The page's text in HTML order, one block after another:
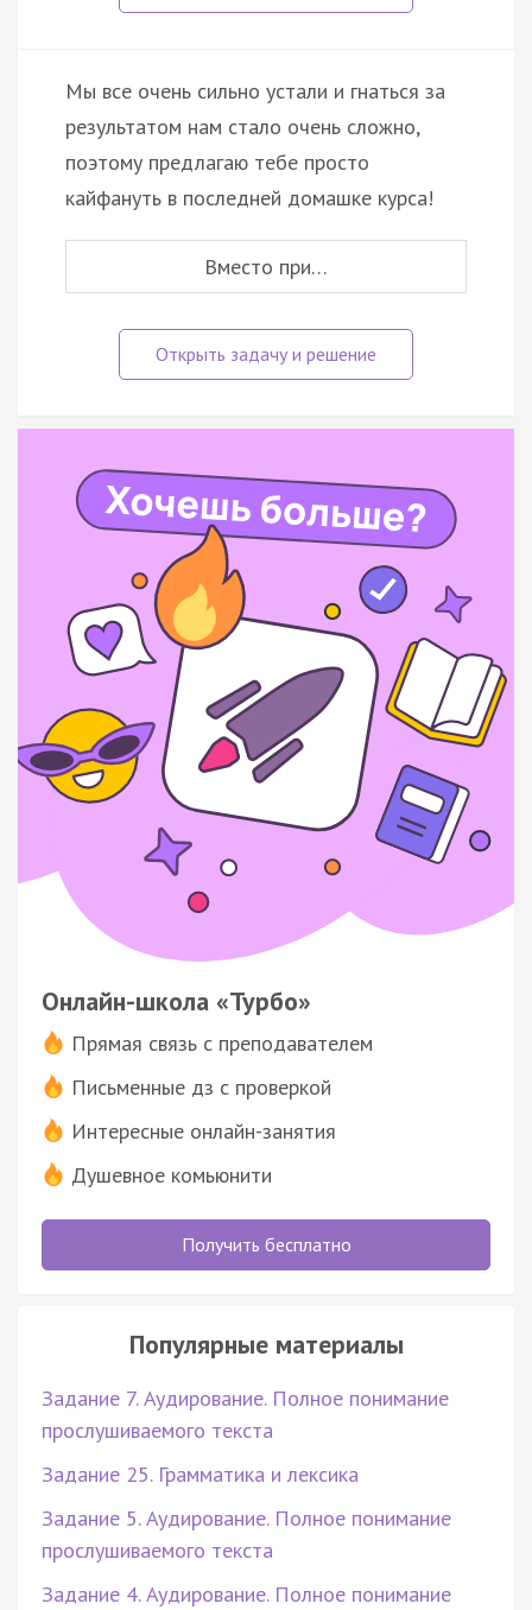
Мы все очень сильно устали и гнаться за
результатом нам стало очень сложно,
поэтому предлагаю тебе просто
кайфануть в последней домашке курса!
Вместо при…
Онлайн-школа «Турбо»
Прямая связь с преподавателем
Письменные дз с проверкой
Интересные онлайн-занятия
Душевное комьюнити
Получить бесплатно
Популярные материалы
Задание 7. Аудирование. Полное понимание
прослушиваемого текста
Задание 25. Грамматика и лексика
Задание 5. Аудирование. Полное понимание
прослушиваемого текста
Задание 4. Аудирование. Полное понимание